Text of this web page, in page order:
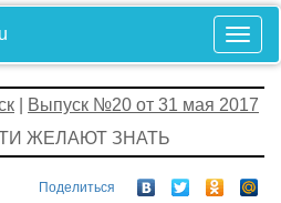
Выпуск №20 от 31 мая 2017
ЖЕЛАЮТ ЗНАТЬ
Поделиться